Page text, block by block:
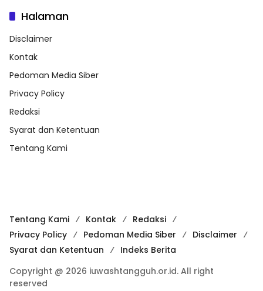
Halaman
Disclaimer
Kontak
Pedoman Media Siber
Privacy Policy
Redaksi
Syarat dan Ketentuan
Tentang Kami
Tentang Kami Kontak
Redaksi
Privacy Policy
Pedoman Media Siber
Disclaimer
Syarat dan Ketentuan
Indeks Berita
Copyright @ 2026 iuwashtangguh.or.id. All right
reserved